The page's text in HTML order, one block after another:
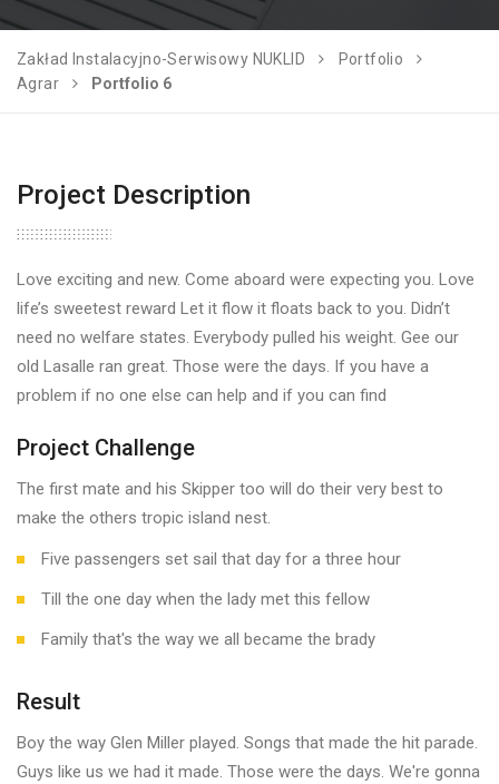
Zakład Instalacyjno-Serwisowy NUKLID
Portfolio
Agrar
Portfolio 6
Project Description
Love exciting and new. Come aboard were expecting you. Love
life’s sweetest reward Let it flow it floats back to you. Didn’t
need no welfare states. Everybody pulled his weight. Gee our
old Lasalle ran great. Those were the days. If you have a
problem if no one else can help and if you can find
Project Challenge
The first mate and his Skipper too will do their very best to
make the others tropic island nest.
Five passengers set sail that day for a three hour
Till the one day when the lady met this fellow
Family that's the way we all became the brady
Result
Boy the way Glen Miller played. Songs that made the hit parade.
Guys like us we had it made. Those were the days. We're gonna